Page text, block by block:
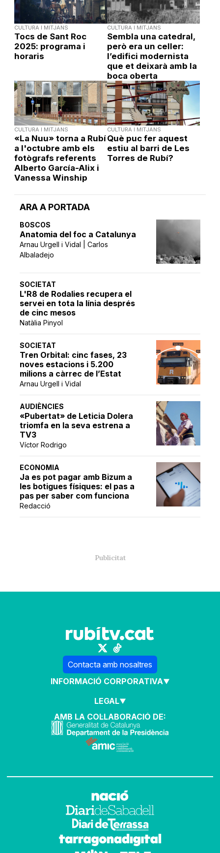
ARA A PORTADA
BOSCOS
Anatomia del foc a Catalunya
Arnau Urgell i Vidal | Carlos
Albaladejo
SOCIETAT
L'R8 de Rodalies recupera el
servei en tota la línia després
de cinc mesos
Natàlia Pinyol
SOCIETAT
Tren Orbital: cinc fases, 23
noves estacions i 5.200
milions a càrrec de l’Estat
Arnau Urgell i Vidal
AUDIÈNCIES
«Pubertat» de Leticia Dolera
triomfa en la seva estrena a
TV3
Víctor Rodrigo
ECONOMIA
Ja es pot pagar amb Bizum a
les botigues físiques: el pas a
pas per saber com funciona
Redacció
CULTURA I MITJANS
Tocs de Sant Roc
2025: programa i
horaris
CULTURA I MITJANS
Sembla una catedral,
però era un celler:
l’edifici modernista
que et deixarà amb la
boca oberta
CULTURA I MITJANS
«La Nuu» torna a Rubí
a l'octubre amb els
fotògrafs referents
Alberto García-Alix i
Vanessa Winship
CULTURA I MITJANS
Què puc fer aquest
estiu al barri de Les
Torres de Rubí?
Contacta amb nosaltres
INFORMACIÓ CORPORATIVA
LEGAL
AMB LA COL·LABORACIÓ DE: